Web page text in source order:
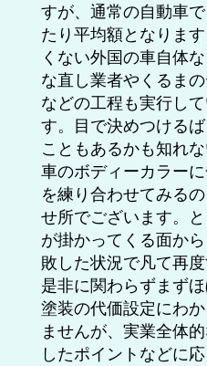
すが、通常の自動車
たり平均額となりま
くない外国の車自体
な直し業者やくるま
などの工程も実行し
す。目で決めつける
こともあるかも知れ
車のボディーカラー
を練り合わせてみる
せ所でございます。
が掛かってくる面か
敗した状況で凡て再
是非に関わらずまず
塗装の代価設定にわ
ませんが、実業全体
したポイントなどに